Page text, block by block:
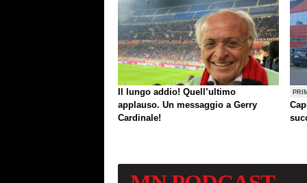
Il lungo addio! Quell’ultimo
applauso. Un messaggio a Gerry
Cardinale!